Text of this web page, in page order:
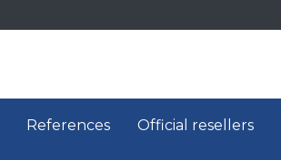
References Official resellers